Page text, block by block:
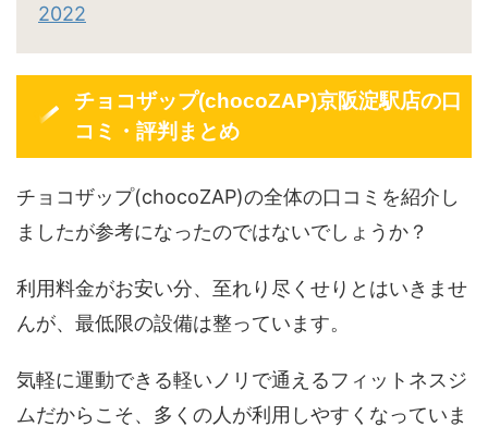
2022
チョコザップ(chocoZAP)京阪淀駅店の口
コミ・評判まとめ
チョコザップ(chocoZAP)の全体の口コミを紹介し
ましたが参考になったのではないでしょうか？
利用料金がお安い分、至れり尽くせりとはいきませ
んが、最低限の設備は整っています。
気軽に運動できる軽いノリで通えるフィットネスジ
ムだからこそ、多くの人が利用しやすくなっていま